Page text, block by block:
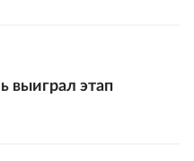
выиграл этап